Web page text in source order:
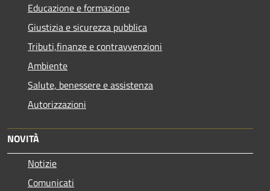
Educazione e formazione
Giustizia e sicurezza pubblica
Tributi,finanze e contravvenzioni
Ambiente
Salute, benessere e assistenza
Autorizzazioni
NOVITÀ
Notizie
Comunicati